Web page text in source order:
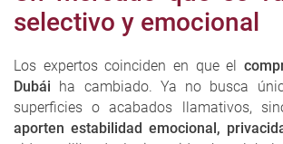
selectivo y emocional
Los expertos coinciden en que el
Dubái ha cambiado. Ya no busca
superficies o acabados llamativos,
aporten estabilidad emocional,